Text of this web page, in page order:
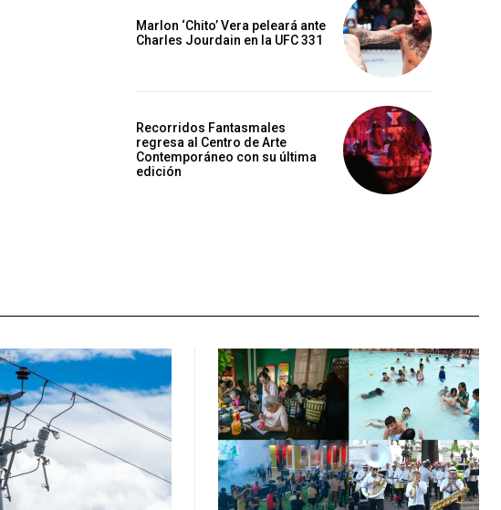
Marlon ‘Chito’ Vera peleará ante
Charles Jourdain en la UFC 331
Recorridos Fantasmales
regresa al Centro de Arte
Contemporáneo con su última
edición